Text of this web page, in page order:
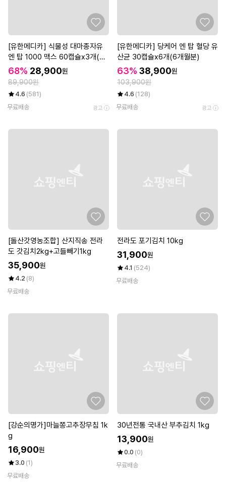
[유한메디카] 식물성 대마종자유
엔 탑 1000 맥스 60캡슐x3개(6
개월)
68% 28,900원
89,900원
4.6 (581)
무료배송
광고
[유한메디카] 당케어 엔 탑 혈당 유
산균 30캡슐x6개(6개월분)
63% 38,900원
103,900원
4.6 (128)
무료배송
광고
[돌산갓영농조합] 산지직송 전라
도 갓김치2kg+고들빼기1kg
35,900원
4.2 (8)
무료배송
전라도 포기김치 10kg
31,900원
4.1 (524)
무료배송
[강순의명가]마늘쫑고추장무침 1k
g
16,900원
3.0 (1)
무료배송
30년전통 국내산 부추김치 1kg
13,900원
0.0 (0)
무료배송